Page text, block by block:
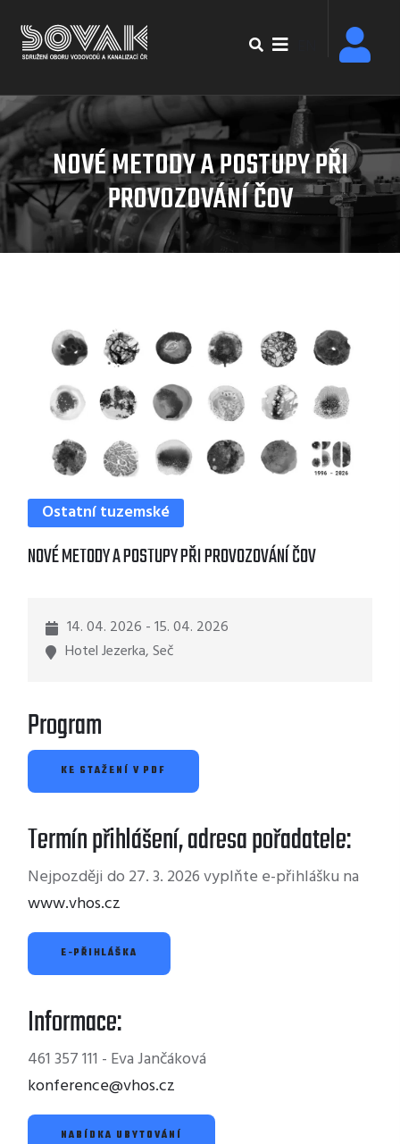
hlavnímu
obsahu
NOVÉ METODY A POSTUPY PŘI
PROVOZOVÁNÍ ČOV
Ostatní tuzemské
NOVÉ METODY A POSTUPY PŘI PROVOZOVÁNÍ ČOV
14. 04. 2026 - 15. 04. 2026
Hotel Jezerka, Seč
Program
KE STAŽENÍ V PDF
Termín přihlášení, adresa pořadatele:
Nejpozději do 27. 3. 2026 vyplňte e-přihlášku na
www.vhos.cz
E-PŘIHLÁŠKA
Informace:
461 357 111 - Eva Jančáková
konference@vhos.cz
NABÍDKA UBYTOVÁNÍ